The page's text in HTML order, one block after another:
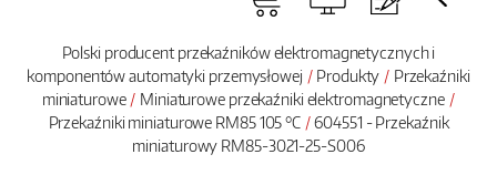
Polski producent przekaźników elektromagnetycznych i
komponentów automatyki przemysłowej
Produkty
Przekaźniki
miniaturowe
Miniaturowe przekaźniki elektromagnetyczne
Przekaźniki miniaturowe RM85 105 °C
604551 - Przekaźnik
miniaturowy RM85-3021-25-S006